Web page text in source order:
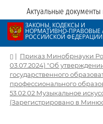
Актуальные
ЗАКОНЫ, КОДЕКСЫ И
НОРМАТИВНО-ПРАВОВЫЕ
РОССИЙСКОЙ ФЕДЕРАЦИИ
| Приказ Минобрнауки
03.07.2024) "Об
государственного
профессионального
53.02.02 Музыкальное
(Зарегистрировано в